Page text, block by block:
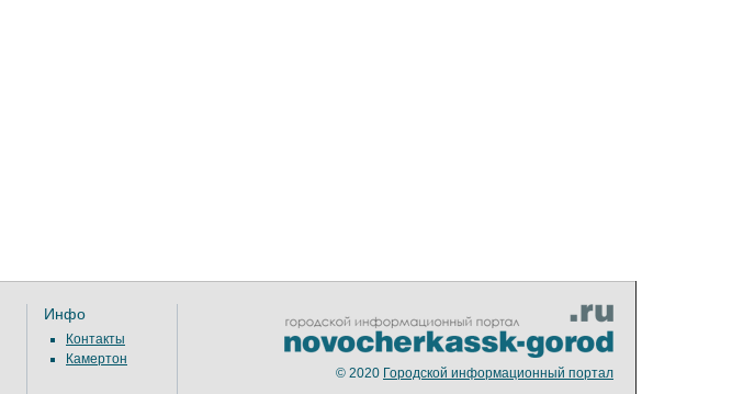
Инфо
Контакты
Камертон
© 2020 Городской информационный портал